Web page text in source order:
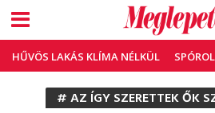
HŰVÖS LAKÁS KLÍMA NÉLKÜL
# AZ ÍGY SZERETTEK ŐK